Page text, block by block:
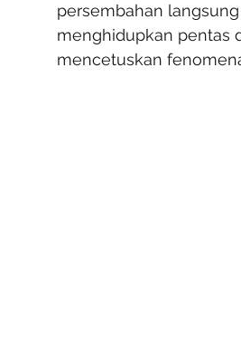
persembahan langsung
menghidupkan pentas
mencetuskan